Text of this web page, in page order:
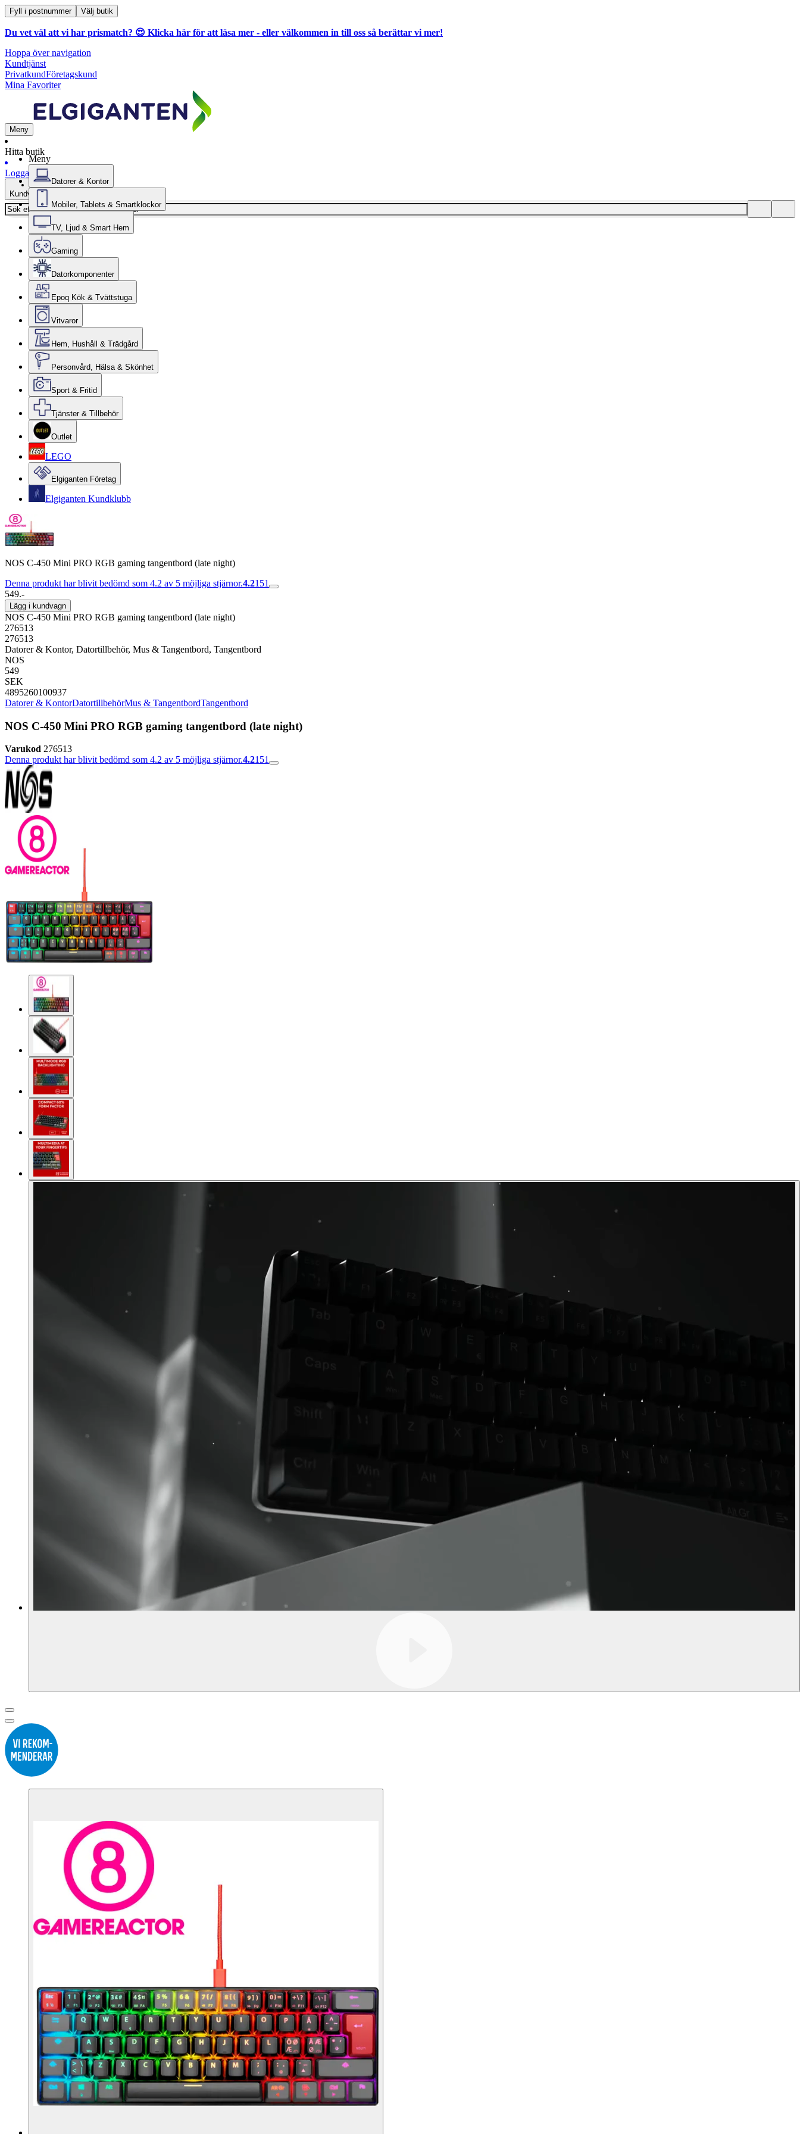
Fyll i postnummer Välj butik
Du vet väl att vi har prismatch? 😍 Klicka här för att läsa mer - eller välkommen in till oss så berättar vi mer!
Hoppa över navigation
Kundtjänst
PrivatkundFöretagskund
Mina Favoriter
Meny
Hitta butik
Logga in
Kundvagn
Meny
Datorer & Kontor
Mobiler, Tablets & Smartklockor
TV, Ljud & Smart Hem
Gaming
Datorkomponenter
Epoq Kök & Tvättstuga
Vitvaror
Hem, Hushåll & Trädgård
Personvård, Hälsa & Skönhet
Sport & Fritid
Tjänster & Tillbehör
Outlet
LEGO
Elgiganten Företag
Elgiganten Kundklubb
NOS C-450 Mini PRO RGB gaming tangentbord (late night)
Denna produkt har blivit bedömd som 4.2 av 5 möjliga stjärnor.4.2151
549.-
Lägg i kundvagn
NOS C-450 Mini PRO RGB gaming tangentbord (late night)
276513
276513
Datorer & Kontor, Datortillbehör, Mus & Tangentbord, Tangentbord
NOS
549
SEK
4895260100937
Datorer & KontorDatortillbehörMus & TangentbordTangentbord
NOS C-450 Mini PRO RGB gaming tangentbord (late night)
Varukod 276513
Denna produkt har blivit bedömd som 4.2 av 5 möjliga stjärnor.4.2151